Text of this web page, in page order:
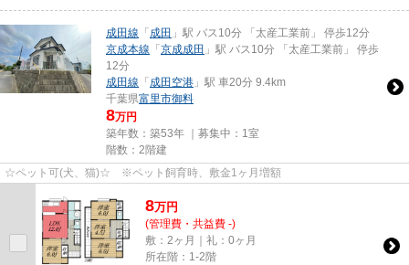
成田線 「成田 」駅 バス10分 「太産工業前」 停歩12分
京成本線 「京成成田 」駅 バス10分 「太産工業前」 停歩
12分
成田線 「成田空港 」駅 車20分 9.4km
千葉県富里市御料
8万円
築年数：築53年 ｜募集中： 1室
階数：2階建
☆ペット可(犬、猫)☆ ※ペット飼育時、敷金1ヶ月増額
8万円
(管理費・共益費 -)
敷：2ヶ月｜礼：0ヶ月
所在階：1-2階